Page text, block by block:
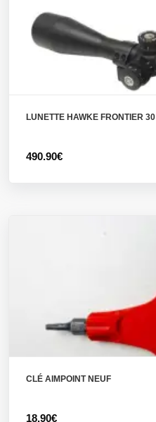
LUNETTE HAWKE FRONTIER 30
490.90€
CLÉ AIMPOINT NEUF
18.90€